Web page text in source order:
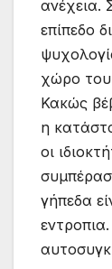
ανέχεια.
επίπεδο
χώρο του
Κακώς
η
οι
γήπεδα